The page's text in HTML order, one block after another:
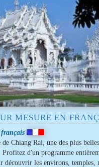
MESURE EN
de Chiang Rai, une des plus
d'un programme
découvrir les environs, temples,